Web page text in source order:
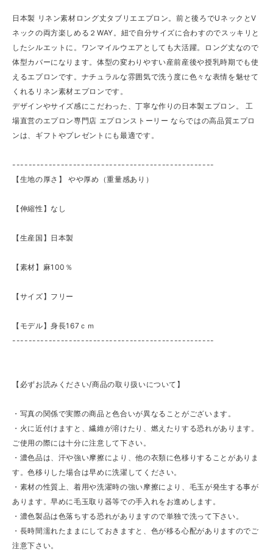
日本製 リネン素材ロング丈タブリエエプロン。前と後ろでUネックとV
ネックの両方楽しめる２WAY。紐で自分サイズに合わすのでスッキリと
したシルエットに。ワンマイルウエアとしても大活躍。ロング丈なので
体型カバーになります。体型の変わりやすい産前産後や授乳時期でも使
えるエプロンです。ナチュラルな雰囲気で洗う度に色々な表情を魅せて
くれるリネン素材エプロンです。
デザインやサイズ感にこだわった、丁寧な作りの日本製エプロン。 工
場直営のエプロン専門店 エプロンストーリー ならではの高品質エプロ
ンは、ギフトやプレゼントにも最適です。
--------------------------------------------------
【生地の厚さ】 ​やや厚め（重量感あり）
【伸縮性】なし
【生産国】日本製
【素材】麻100％
【サイズ】フリー
【モデル】身長167ｃｍ
--------------------------------------------------
【必ずお読みください/商品の取り扱いについて】
・写真の関係で実際の商品と色合いが異なることがございます。
・火に近付けますと、繊維が溶けたり、燃えたりする恐れがあります。
ご使用の際には十分に注意して下さい。
・濃色品は、汗や強い摩擦により、他の衣類に色移りすることがありま
す。色移りした場合は早めに洗濯してください。
・素材の性質上、着用や洗濯時の強い摩擦により、毛玉が発生する事が
あります。早めに毛玉取り器等での手入れをお進めします。
・濃色製品は色落ちする恐れがありますので単独で洗って下さい。
・長時間濡れたままにしておきますと、色が移る心配がありますのでご
注意下さい。